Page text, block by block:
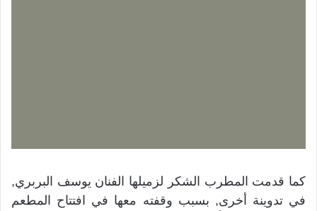
كما قدمت المطرب الشكر لزميلها الفنان يوسف البربري,
في تدوينة أخرى, بسبب وقفته معها في افتتاح المطعم